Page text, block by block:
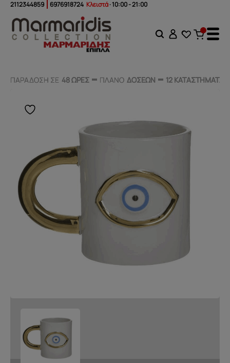
2112344859 6976918724 Κλειστά· 10:00 - 21:00
ΠΑΡΑΔΟΣΗ ΣΕ 48 ΩΡΕΣ ΠΛΑΝΟ ΔΟΣΕΩΝ 12 ΚΑΤΑΣΤΗΜΑΤΑ
ΠΑΡΑΔΟΣΗ ΣΕ 48 ΩΡΕΣ ΠΛΑΝΟ ΔΟΣΕΩΝ 12 ΚΑΤΑΣΤΗΜΑΤΑ